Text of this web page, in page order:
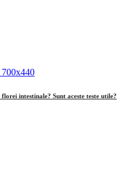
intestinale? Sunt aceste teste utile?